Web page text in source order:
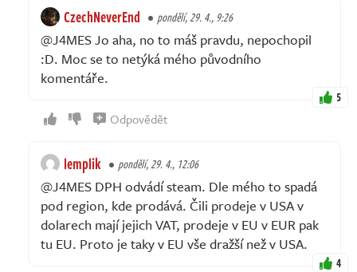
CzechNeverEnd pondělí, 29. 4., 9:26
@J4MES Jo aha, no to máš pravdu, nepochopil
:D. Moc se to netýká mého původního
komentáře.
5
Odpovědět
lemplik pondělí, 29. 4., 12:06
@J4MES DPH odvádí steam. Dle mého to spadá
pod region, kde prodává. Čili prodeje v USA v
dolarech mají jejich VAT, prodeje v EU v EUR pak
tu EU. Proto je taky v EU vše dražší než v USA.
4